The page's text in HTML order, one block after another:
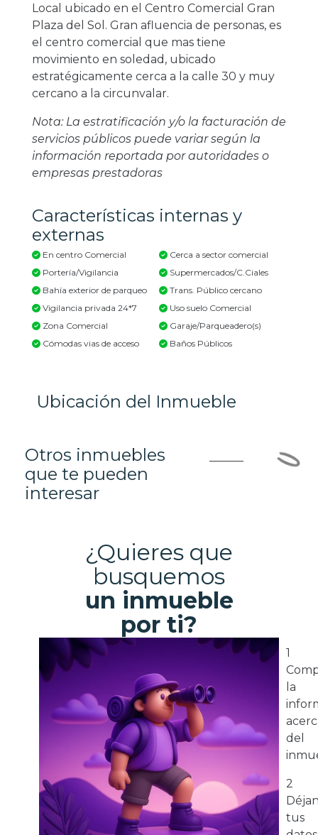
Local ubicado en el Centro Comercial Gran
Plaza del Sol. Gran afluencia de personas, es
el centro comercial que mas tiene
movimiento en soledad, ubicado
estratégicamente cerca a la calle 30 y muy
cercano a la circunvalar.
Nota: La estratificación y/o la facturación de
servicios públicos puede variar según la
información reportada por autoridades o
empresas prestadoras
Características internas y
externas
En centro Comercial
Portería/Vigilancia
Bahía exterior de parqueo
Vigilancia privada 24*7
Zona Comercial
Cómodas vias de acceso
Cerca a sector comercial
Supermercados/C.Ciales
Trans. Público cercano
Uso suelo Comercial
Garaje/Parqueadero(s)
Baños Públicos
Ubicación del Inmueble
Otros inmuebles
que te pueden
interesar
¿Quieres que
busquemos
un inmueble
por ti?
1
la
del
2
tus